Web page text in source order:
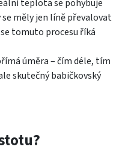
teplota se pohybuje
se měly jen líně převalovat
tomuto procesu říká
úměra – čím déle, tím
skutečný babičkovský